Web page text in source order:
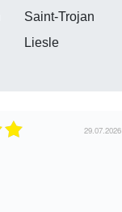
Saint-Trojan
Liesle
29.07.2026